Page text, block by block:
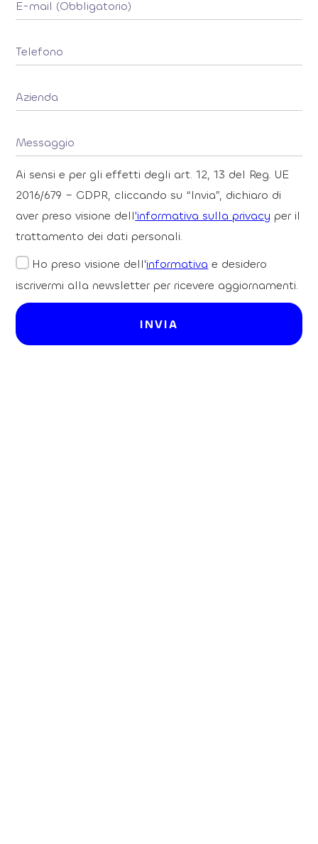
Ai sensi e per gli effetti degli art. 12, 13 del Reg. UE
2016/679 – GDPR, cliccando su “Invia”, dichiaro di
aver preso visione dell'informativa sulla privacy per il
trattamento dei dati personali.
Ho preso visione dell'informativa e desidero
iscrivermi alla newsletter per ricevere aggiornamenti.